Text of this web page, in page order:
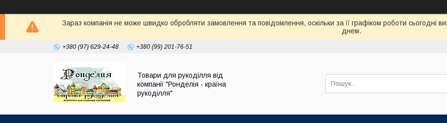
Зараз компанія не може швидко обробляти замовлення та повідомлення, оскільки за її графіком роботи
днем.
+380 (97) 629-24-48 +380 (99) 201-76-51
Товари для рукоділля від
компанії "Ронделія - країна
рукоділля"